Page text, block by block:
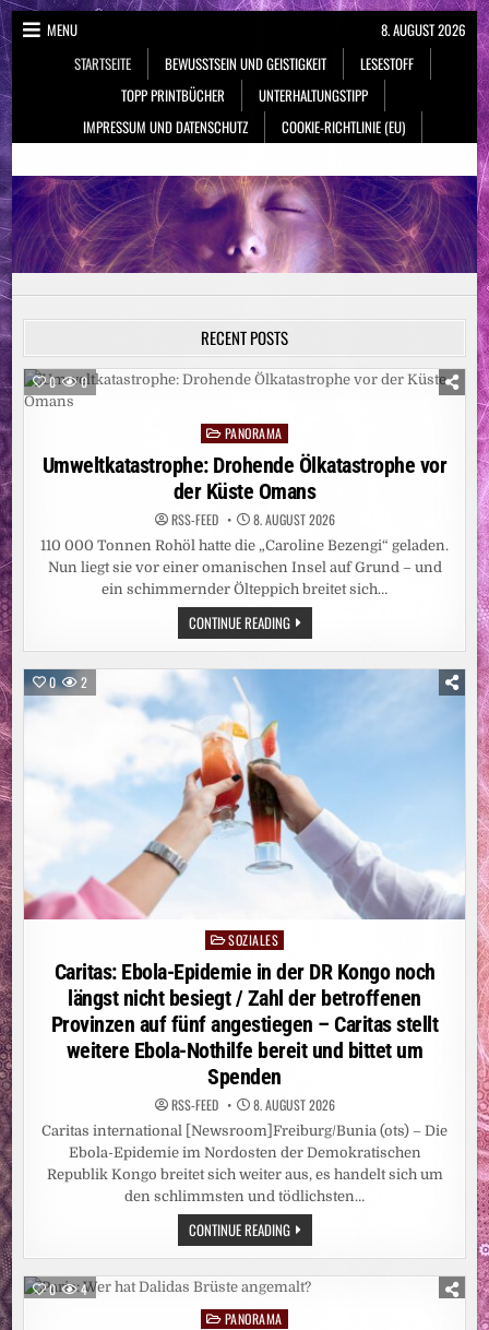
Skip
to
content
MENU
STARTSEITE
BEWUSSTSEIN UND GEISTIGKEIT
LESESTOFF
TOPP PRINTBÜCHER
UNTERHALTUNGSTIPP
IMPRESSUM UND DATENSCHUTZ
COOKIE-RICHTLINIE (EU)
8. AUGUST 2026
NeueSpiritualität.de
RECENT POSTS
0 0
Posted
in
PANORAMA
Umweltkatastrophe: Drohende Ölkatastrophe vor
der Küste Omans
RSS-FEED 8. AUGUST 2026
110 000 Tonnen Rohöl hatte die „Caroline Bezengi“ geladen.
Nun liegt sie vor einer omanischen Insel auf Grund – und
ein schimmernder Ölteppich breitet sich…
CONTINUE READINGUMWELTKATASTROPHE:
DROHENDE
ÖLKATASTROPHE
0 2
Posted
in
SOZIALES
Caritas: Ebola-Epidemie in der DR Kongo noch
längst nicht besiegt / Zahl der betroffenen
Provinzen auf fünf angestiegen – Caritas stellt
weitere Ebola-Nothilfe bereit und bittet um
Spenden
RSS-FEED 8. AUGUST 2026
Caritas international [Newsroom]Freiburg/Bunia (ots) – Die
Ebola-Epidemie im Nordosten der Demokratischen
Republik Kongo breitet sich weiter aus, es handelt sich um
den schlimmsten und tödlichsten…
CONTINUE READINGCARITAS:
EBOLA-
EPIDEMIE
IN
DER
0 4
PostedPANORAMA